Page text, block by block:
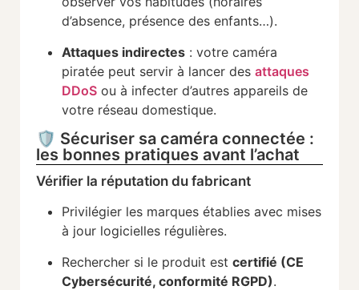
d’absence, présence des enfants…).
Attaques indirectes : votre caméra
piratée peut servir à lancer des attaques
DDoS ou à infecter d’autres appareils de
votre réseau domestique.
🛡️ Sécuriser sa caméra connectée :
les bonnes pratiques avant l’achat
Vérifier la réputation du fabricant
Privilégier les marques établies avec mises
à jour logicielles régulières.
Rechercher si le produit est certifié (CE
Cybersécurité, conformité RGPD).